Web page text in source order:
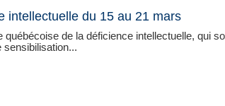
intellectuelle du 15 au 21 mars
québécoise de la déficience intellectuelle, qui
sensibilisation...